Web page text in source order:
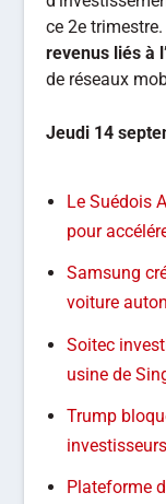
ce 2e
revenus liés à
de réseaux
Jeudi 14
Le Suédois
pour
Samsung
voiture
Soitec
usine de
Trump
Plateforme